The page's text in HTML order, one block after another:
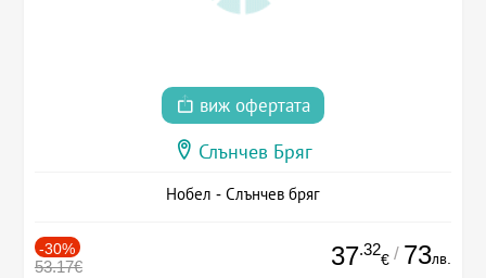
виж офертата
Слънчев Бряг
Нобел - Слънчев бряг
-30%
53.17€ 37.32
€ / 73лв.